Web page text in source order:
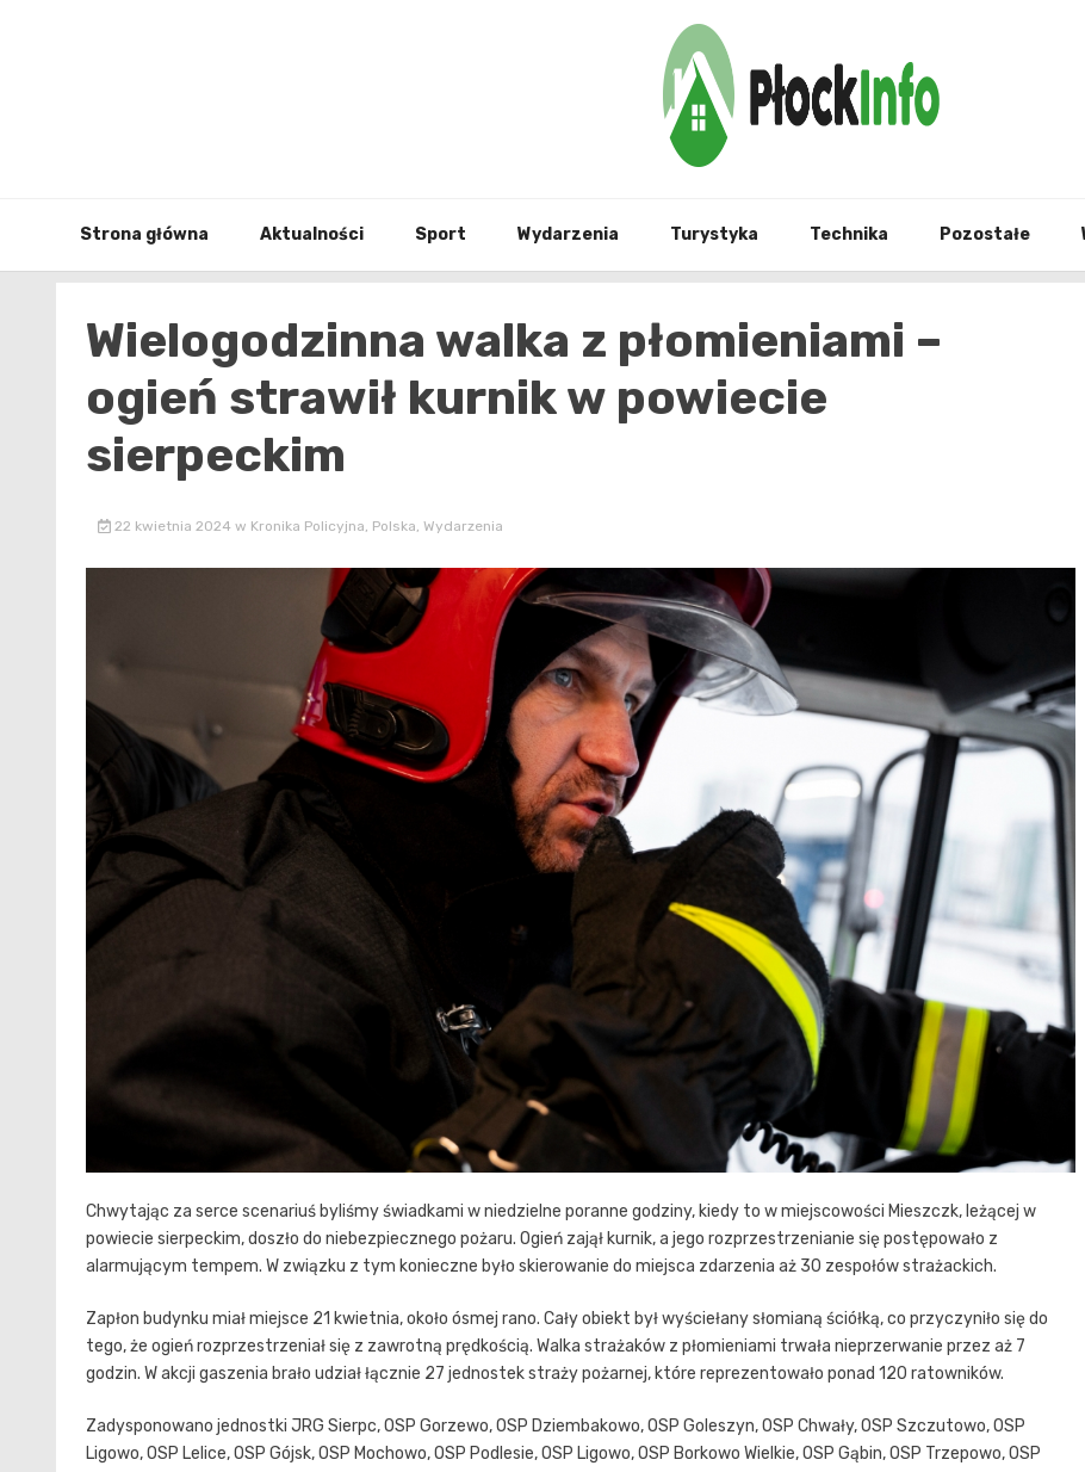
Strona główna Aktualności Sport Wydarzenia Turystyka Technika Pozostałe
Wielogodzinna walka z płomieniami –
ogień strawił kurnik w powiecie
sierpeckim
22 kwietnia 2024 w Kronika Policyjna, Polska, Wydarzenia
Chwytając za serce scenariuś byliśmy świadkami w niedzielne poranne godziny, kiedy to w miejscowości Mieszczk, leżącej w
powiecie sierpeckim, doszło do niebezpiecznego pożaru. Ogień zajął kurnik, a jego rozprzestrzenianie się postępowało z
alarmującym tempem. W związku z tym konieczne było skierowanie do miejsca zdarzenia aż 30 zespołów strażackich.
Zapłon budynku miał miejsce 21 kwietnia, około ósmej rano. Cały obiekt był wyściełany słomianą ściółką, co przyczyniło się do
tego, że ogień rozprzestrzeniał się z zawrotną prędkością. Walka strażaków z płomieniami trwała nieprzerwanie przez aż 7
godzin. W akcji gaszenia brało udział łącznie 27 jednostek straży pożarnej, które reprezentowało ponad 120 ratowników.
Zadysponowano jednostki JRG Sierpc, OSP Gorzewo, OSP Dziembakowo, OSP Goleszyn, OSP Chwały, OSP Szczutowo, OSP
Ligowo, OSP Lelice, OSP Gójsk, OSP Mochowo, OSP Podlesie, OSP Ligowo, OSP Borkowo Wielkie, OSP Gąbin, OSP Trzepowo, OSP